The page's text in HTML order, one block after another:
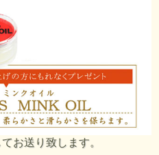
お送り致します。